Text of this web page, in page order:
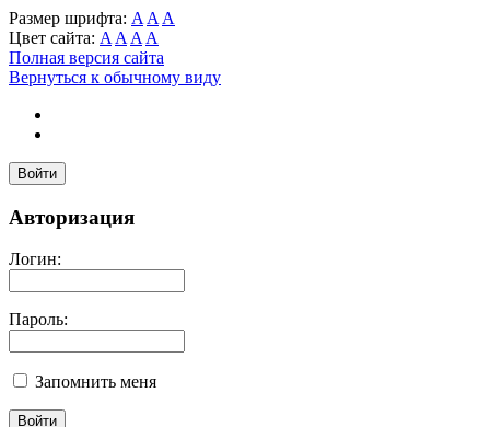
Размер шрифта: A A A
Цвет сайта: A A A A
Полная версия сайта
Вернуться к обычному виду
Войти
Авторизация
Логин:
Пароль:
Запомнить меня